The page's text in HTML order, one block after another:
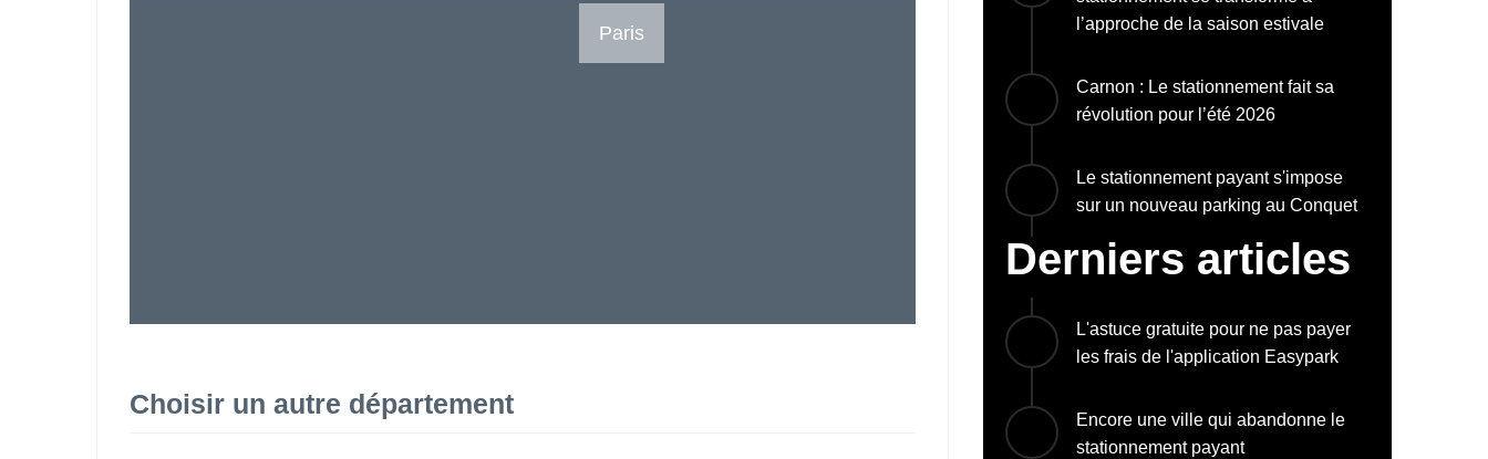
Paris
Choisir un autre département
l’approche de la saison estivale
Carnon : Le stationnement fait sa
révolution pour l’été 2026
Le stationnement payant s'impose
sur un nouveau parking au Conquet
Derniers articles
L'astuce gratuite pour ne pas payer
les frais de l'application Easypark
Encore une ville qui abandonne le
stationnement payant